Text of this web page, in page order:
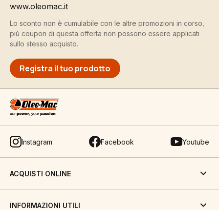
www.oleomac.it
Lo sconto non è cumulabile con le altre promozioni in corso,
più coupon di questa offerta non possono essere applicati
sullo stesso acquisto.
Registra il tuo prodotto
Instagram Facebook Youtube
ACQUISTI ONLINE
INFORMAZIONI UTILI